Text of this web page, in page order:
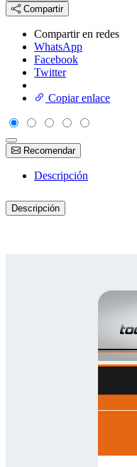
Compartir
Compartir en redes
WhatsApp
Facebook
Twitter
Copiar enlace
Recomendar
Descripción
Descripción